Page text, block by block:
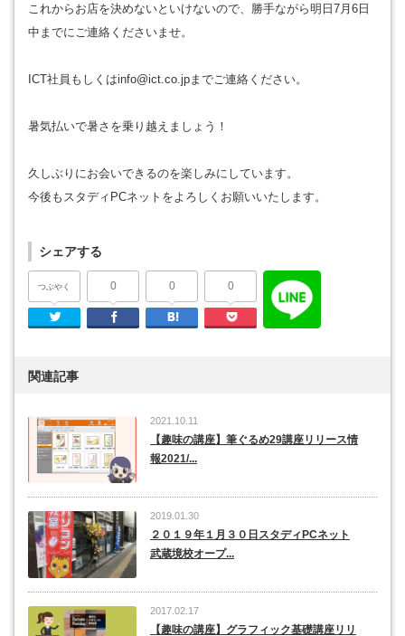
これからお店を決めないといけないので、勝手ながら明日7月6日
中までにご連絡くださいませ。
ICT社員もしくはinfo@ict.co.jpまでご連絡ください。
暑気払いで暑さを乗り越えましょう！
久しぶりにお会いできるのを楽しみにしています。
今後もスタディPCネットをよろしくお願いいたします。
シェアする
つぶやく
Twitter
0
Facebook
0
はてなブックマーク
0
Pocket
関連記事
2021.10.11
【趣味の講座】筆ぐるめ29講座リリース情
報2021/...
2019.01.30
２０１９年１月３０日スタディPCネット
武蔵境校オープ...
2017.02.17
【趣味の講座】グラフィック基礎講座リリ